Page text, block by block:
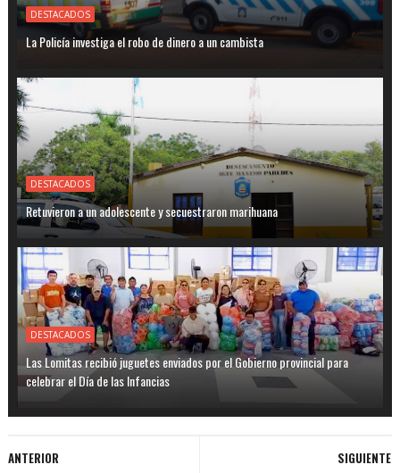
DESTACADOS
La Policía investiga el robo de dinero a un cambista
DESTACADOS
Retuvieron a un adolescente y secuestraron marihuana
DESTACADOS
Las Lomitas recibió juguetes enviados por el Gobierno provincial para
celebrar el Día de las Infancias
SIGUIENTE
ANTERIOR